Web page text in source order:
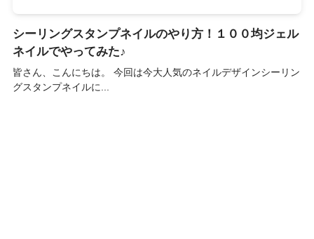
シーリングスタンプネイルのやり方！１００均ジェル
ネイルでやってみた♪
皆さん、こんにちは。 今回は今大人気のネイルデザインシーリン
グスタンプネイルに...